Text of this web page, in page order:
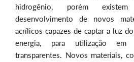
hidrogênio, porém
desenvolvimento de novos
acrílicos capazes de captar a luz
energia, para utilização
transparentes. Novos materiais,